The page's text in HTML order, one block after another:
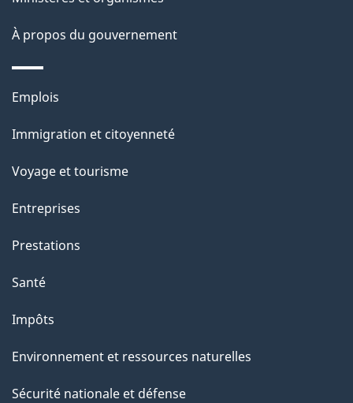
n
s
r
c
t
t
p
a
e
À propos du gouvernement
Thèmes
sujets
Emplois
Immigration et citoyenneté
Voyage et tourisme
Entreprises
Prestations
Santé
Impôts
Environnement et ressources naturelles
Sécurité nationale et défense